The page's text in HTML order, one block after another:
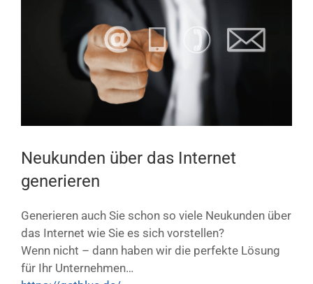
Neukunden über das Internet
generieren
Generieren auch Sie schon so viele Neukunden über
das Internet wie Sie es sich vorstellen?
Wenn nicht – dann haben wir die perfekte Lösung
für Ihr Unternehmen…